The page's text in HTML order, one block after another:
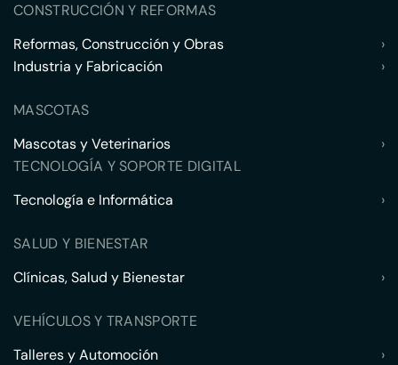
CONSTRUCCIÓN Y REFORMAS
Reformas, Construcción y Obras
›
Industria y Fabricación
›
MASCOTAS
Mascotas y Veterinarios
›
TECNOLOGÍA Y SOPORTE DIGITAL
Tecnología e Informática
›
SALUD Y BIENESTAR
Clínicas, Salud y Bienestar
›
VEHÍCULOS Y TRANSPORTE
Talleres y Automoción
›